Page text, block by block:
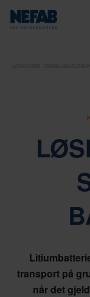
transport på
når det